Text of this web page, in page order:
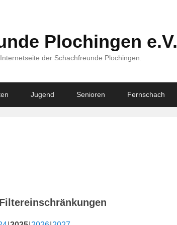
Plochingen e.V.
der Schachfreunde Plochingen.
Jugend Senioren Fernschach